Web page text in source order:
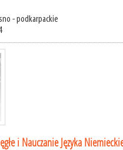
- podkarpackie
i Nauczanie Języka